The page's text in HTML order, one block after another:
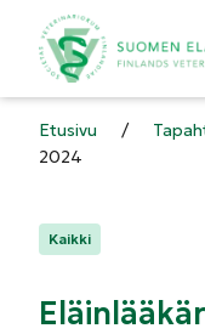
Etusivu /
2024
Kategoriat:
Kaikki